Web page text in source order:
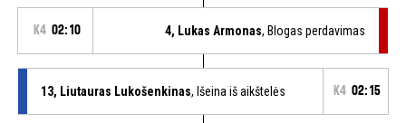
K4 02:10 4, Lukas Armonas, Blogas perdavimas
13, Liutauras Lukošenkinas, Išeina iš aikštelės K4 02:15